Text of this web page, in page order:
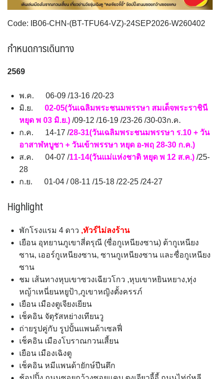
เบิร์ก (BENELUX)
1
บัลแกเรีย โรมาเนีย 2 จอร์เจีย อาร์เมเนีย 1
Code: IB06-CHN-(BT-TFU64-VZ)-24SEP2026-W260402
กำหนดการเดินทาง
2569
พ.ค. 06-09 /13-16 /20-23
มิ.ย. 02-05(วันเฉลิมพระชนมพรรษา สมเด็จพระราชินี
หยุด พ 03 มิ.ย.) /09-12 /16-19 /23-26 /30-03ก.ค.
ก.ค. 14-17 /28-31(วันเฉลิมพระชนมพรรษา ร.10 + วัน
อาสาฬหบูชา + วันเข้าพรรษา หยุด อ-พฤ 28-30 ก.ค.)
ส.ค. 04-07 /11-14(วันแม่แห่งชาติ หยุด พ 12 ส.ค.) /25-
28
ก.ย. 01-04 / 08-11 /15-18 /22-25 /24-27
Highlight
พักโรงแรม 4 ดาว ,ทัวร์ไม่ลงร้าน
เยือน อุทยานภูเขาสี่ดรุณี (ซื่อกูเหนียงซาน) ต้ากูเหนียง
ซาน, เออร์กูเหนียงซาน, ซานกูเหนียงซาน และซื่อกูเหนียง
ซาน
ชม เส้นทางหุบเขาซวงเฉียวโกว ,หุบเขาหยินหยาง,ทุ่ง
หญ้าเหนี่ยนหยูป้า,ภูเขาหญิงตั้งครรภ์
เยือน เมืองตูเจียงเยียน
เช็คอิน จัตุรัสหย่างเทียนวู
ถ่ายรูปคู่กับ รูปปั้นแพนด้าเซลฟี่
เช็คอิน เมืองโบราณกวนเสี้ยน
เยือน เมืองเฉิงตู
เช็คอิน หมีแพนด้ายักษ์ปีนตึก